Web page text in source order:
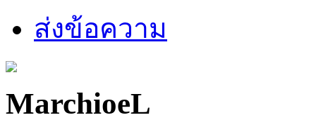
ส่งข้อความ
MarchioeL